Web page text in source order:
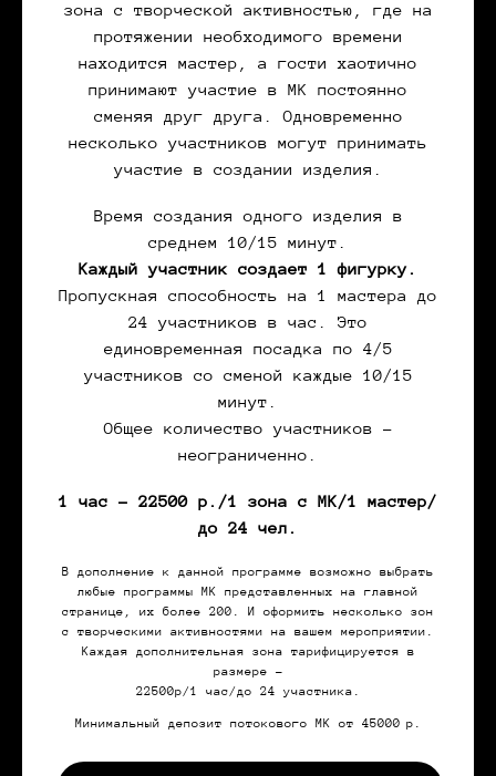
зона с творческой активностью, где на
протяжении необходимого времени
находится мастер, а гости хаотично
принимают участие в МК постоянно
сменяя друг друга. Одновременно
несколько участников могут принимать
участие в создании изделия.
Время создания одного изделия в
среднем 10/15 минут.
Каждый участник создает 1 фигурку.
Пропускная способность на 1 мастера до
24 участников в час. Это
единовременная посадка по 4/5
участников со сменой каждые 10/15
минут.
Общее количество участников -
неограниченно.
1 час - 22500 р./1 зона с МК/1 мастер/
до 24 чел.
В дополнение к данной программе возможно выбрать
любые программы МК представленных на главной
странице, их более 200. И оформить несколько зон
с творческими активностями на вашем мероприятии.
Каждая дополнительная зона тарифицируется в
размере -
22500р/1 час/до 24 участника.
Минимальный депозит потокового МК от 45000 р.